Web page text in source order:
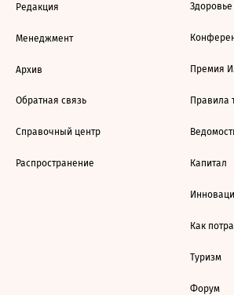
Редакция
Менеджмент
Архив
Обратная связь
Справочный центр
Распространение
Здоровье
Премия
Правила
Капитал
Как
Туризм
Форум